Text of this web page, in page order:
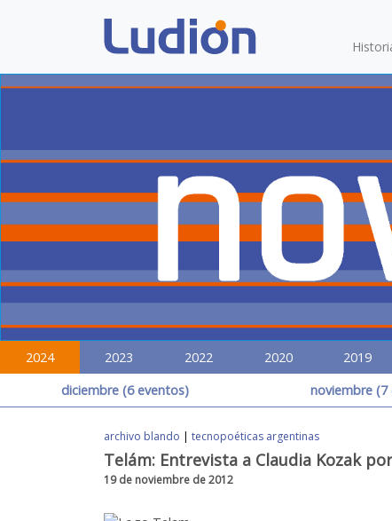
2024 2023 2022 2020 2019
diciembre (6 eventos)
noviembre (7
archivo blando | tecnopoéticas argentinas
Telám: Entrevista a Claudia Kozak
19 de noviembre de 2012